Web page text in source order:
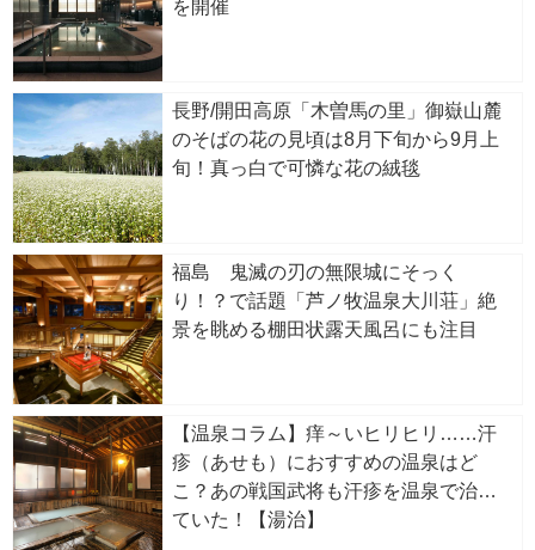
を開催
長野/開田高原「木曽馬の里」御嶽山麓
のそばの花の見頃は8月下旬から9月上
旬！真っ白で可憐な花の絨毯
福島 鬼滅の刃の無限城にそっく
り！？で話題「芦ノ牧温泉大川荘」絶
景を眺める棚田状露天風呂にも注目
【温泉コラム】痒～いヒリヒリ……汗
疹（あせも）におすすめの温泉はど
こ？あの戦国武将も汗疹を温泉で治し
ていた！【湯治】